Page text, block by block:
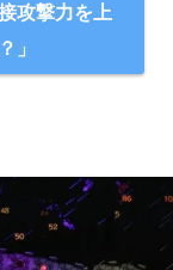
攻撃力を上
」